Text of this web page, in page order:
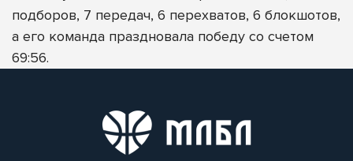
подборов, 7 передач, 6 перехватов, 6 блокшотов,
а его команда праздновала победу со счетом
69:56.